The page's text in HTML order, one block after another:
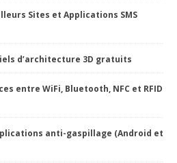
Sites et Applications SMS
d’architecture 3D gratuits
entre WiFi, Bluetooth, NFC et RFID
anti-gaspillage (Android et